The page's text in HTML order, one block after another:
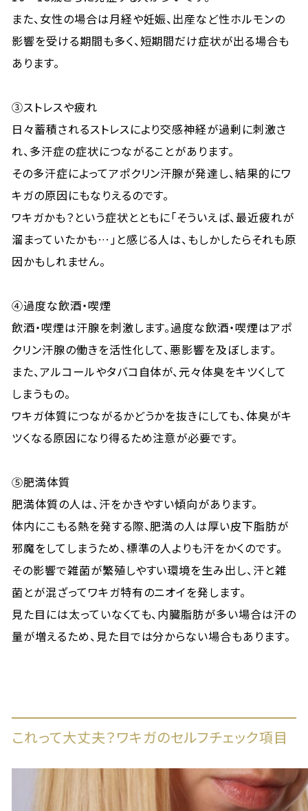
また、女性の場合は月経や妊娠、出産など性ホルモンの
影響を受ける期間も多く、短期間だけ症状が出る場合も
あります。
③ストレスや疲れ
日々蓄積されるストレスにより交感神経が過剰に刺激さ
れ、多汗症の症状につながることがあります。
その多汗症によってアポクリン汗腺が発達し、結果的にワ
キガの原因にもなりえるのです。
ワキガかも？という症状とともに「そういえば、最近疲れが
溜まっていたかも…」と感じる人は、もしかしたらそれも原
因かもしれません。
④過度な飲酒・喫煙
飲酒・喫煙は汗腺を刺激します。過度な飲酒・喫煙はアポ
クリン汗腺の働きを活性化して、悪影響を及ぼします。
また、アルコールやタバコ自体が、元々体臭をキツくして
しまうもの。
ワキガ体質につながるかどうかを抜きにしても、体臭がキ
ツくなる原因になり得るため注意が必要です。
⑤肥満体質
肥満体質の人は、汗をかきやすい傾向があります。
体内にこもる熱を発する際、肥満の人は厚い皮下脂肪が
邪魔をしてしまうため、標準の人よりも汗をかくのです。
その影響で雑菌が繁殖しやすい環境を生み出し、汗と雑
菌とが混ざってワキガ特有のニオイを発します。
見た目には太っていなくても、内臓脂肪が多い場合は汗の
量が増えるため、見た目では分からない場合もあります。
これって大丈夫？ワキガのセルフチェック項目